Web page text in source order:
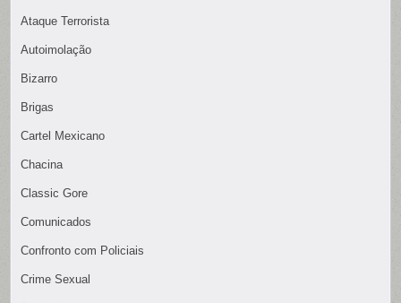
Ataque Terrorista
Autoimolação
Bizarro
Brigas
Cartel Mexicano
Chacina
Classic Gore
Comunicados
Confronto com Policiais
Crime Sexual